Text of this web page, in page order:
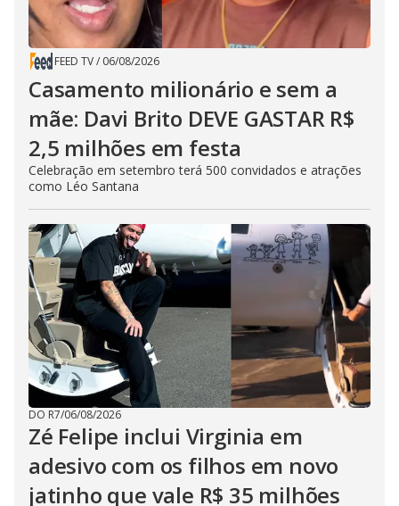
FEED TV/ 06/08/2026
Casamento milionário e sem a
mãe: Davi Brito DEVE GASTAR R$
2,5 milhões em festa
Celebração em setembro terá 500 convidados e atrações
como Léo Santana
DO R7/06/08/2026
Zé Felipe inclui Virginia em
adesivo com os filhos em novo
jatinho que vale R$ 35 milhões